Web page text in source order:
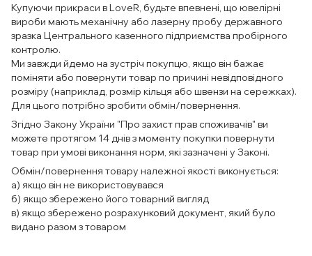
Купуючи прикраси в LoveR, будьте впевнені, що ювелірні
вироби мають механічну або лазерну пробу державного
зразка Центрального казенного підприємства пробірного
контролю.
Ми завжди йдемо на зустріч покупцю, якщо він бажає
поміняти або повернути товар по причині невідповідного
розміру (наприклад, розмір кільця або швензи на сережках).
Для цього потрібно зробити обмін/повернення.
Згідно Закону України "Про захист прав споживачів" ви
можете протягом 14 днів з моменту покупки повернути
товар при умові виконання норм, які зазначені у Законі.
Обмін/повернення товару належної якості виконується:
а) якщо він не використовувався
б) якщо збережено його товарний вигляд
в) якщо збережено розрахунковий документ, який було
видано разом з товаром